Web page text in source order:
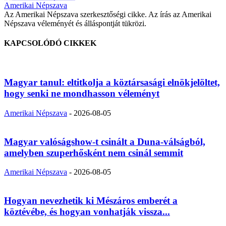
Amerikai Népszava
Az Amerikai Népszava szerkesztőségi cikke. Az írás az Amerikai
Népszava véleményét és álláspontját tükrözi.
KAPCSOLÓDÓ CIKKEK
Magyar tanul: eltitkolja a köztársasági elnökjelöltet,
hogy senki ne mondhasson véleményt
Amerikai Népszava - 2026-08-05
Magyar valóságshow-t csinált a Duna-válságból,
amelyben szuperhősként nem csinál semmit
Amerikai Népszava - 2026-08-05
Hogyan nevezhetik ki Mészáros emberét a
köztévébe, és hogyan vonhatják vissza...